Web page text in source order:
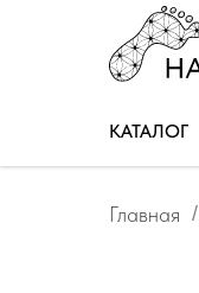
КАТАЛОГ
Главная /